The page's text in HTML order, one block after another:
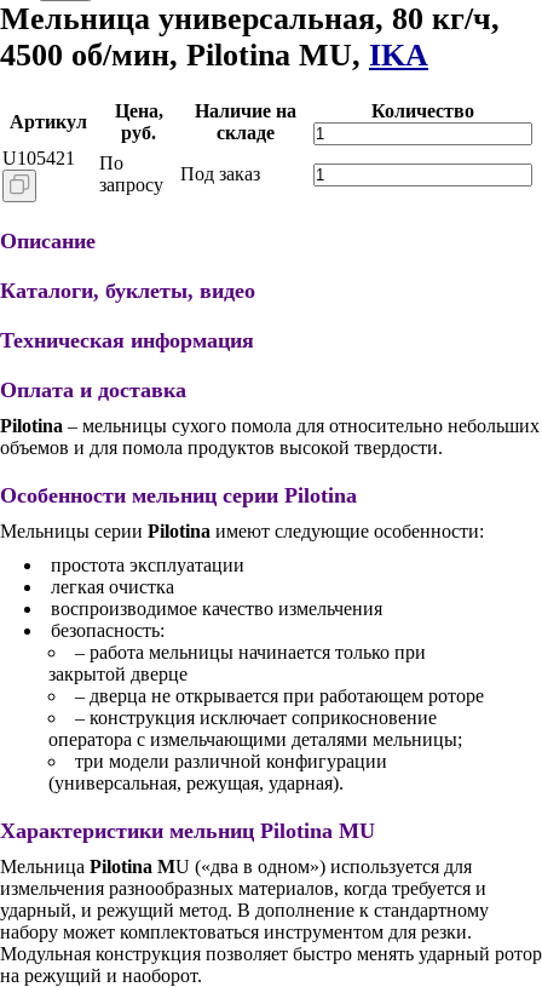
Мельница универсальная, 80 кг/ч,
4500 об/мин, Pilotina MU, IKA
Артикул
Цена,
руб.
Наличие на
складе
Количество
U105421
По
запросу
Под заказ
Описание
Каталоги, буклеты, видео
Техническая информация
Оплата и доставка
Pilotina – мельницы сухого помола для относительно небольших
объемов и для помола продуктов высокой твердости.
Особенности мельниц серии Pilotina
Мельницы серии Pilotina имеют следующие особенности:
простота эксплуатации
легкая очистка
воспроизводимое качество измельчения
безопасность:
– работа мельницы начинается только при
закрытой дверце
– дверца не открывается при работающем роторе
– конструкция исключает соприкосновение
оператора с измельчающими деталями мельницы;
три модели различной конфигурации
(универсальная, режущая, ударная).
Характеристики мельниц Pilotina MU
Мельница Pilotina MU («два в одном») используется для
измельчения разнообразных материалов, когда требуется и
ударный, и режущий метод. В дополнение к стандартному
набору может комплектоваться инструментом для резки.
Модульная конструкция позволяет быстро менять ударный ротор
на режущий и наоборот.